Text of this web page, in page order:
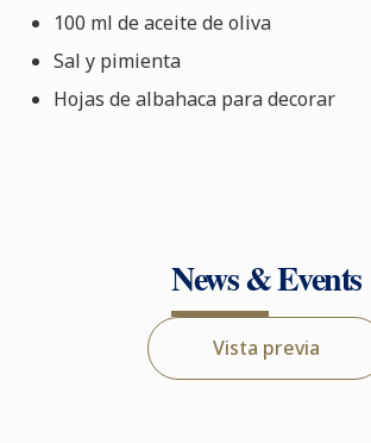
100 ml de aceite de oliva
Sal y pimienta
Hojas de albahaca para decorar
News & Events
Vista previa